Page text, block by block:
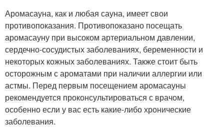
Аромасауна, как и любая сауна, имеет свои
противопоказания. Противопоказано посещать
аромасауну при высоком артериальном давлении,
сердечно-сосудистых заболеваниях, беременности и
некоторых кожных заболеваниях. Также стоит быть
осторожным с ароматами при наличии аллергии или
астмы. Перед первым посещением аромасауны
рекомендуется проконсультироваться с врачом,
особенно если у вас есть какие-либо хронические
заболевания.